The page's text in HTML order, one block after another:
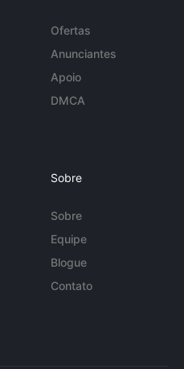
Ofertas
Anunciantes
Apoio
DMCA
Sobre
Sobre
Equipe
Blogue
Contato